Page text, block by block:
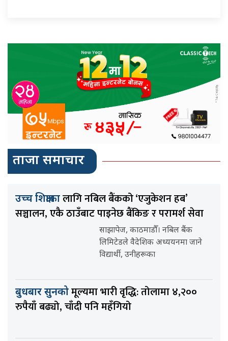
ताजा समाचार
उच्च शिक्षाकालागि नबिल बैंकको ‘एजुकेशन हब’
सञ्चालन, एकै ठाउँबाट पाइनेछ बैंकिङ र परामर्श सेवा
साझापेज, काठमाडौँ। नबिल बैंक
लिमिटेडले वैदेशिक अध्ययनमा जाने
विद्यार्थी, उनीहरूका
बुधबार सुनकोमूल्यमा भारी वृद्धि: तोलामा ४,२००
रुपैयाँ बढ्यो, चाँदी पनि महँगियो